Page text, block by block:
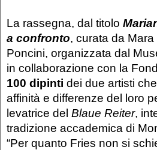
La rassegna, dal titolo
a confronto, curata da
Poncini, organizzata dal
in collaborazione con la
100 dipinti dei due artisti
affinità e differenze del loro
levatrice del Blaue Reiter,
tradizione accademica di
“Per quanto Fries non si